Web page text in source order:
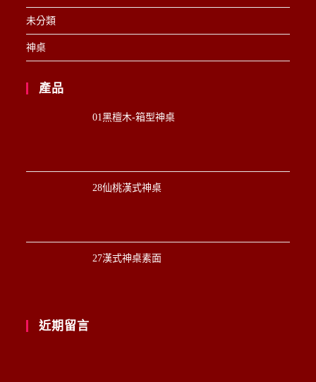
未分類
神桌
產品
01黑檀木-箱型神桌
28仙桃漢式神桌
27漢式神桌素面
近期留言